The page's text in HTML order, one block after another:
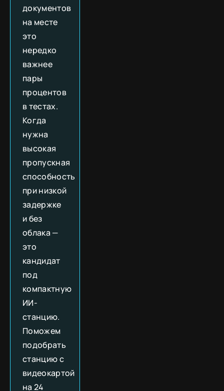
документов
на месте
это
нередко
важнее
пары
процентов
в тестах.
Когда
нужна
высокая
пропускная
способность
при низкой
задержке
и без
облака —
это
кандидат
под
компактную
ИИ-
станцию.
Поможем
подобрать
станцию с
видеокартой
на 24